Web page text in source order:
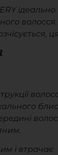
і втрачає